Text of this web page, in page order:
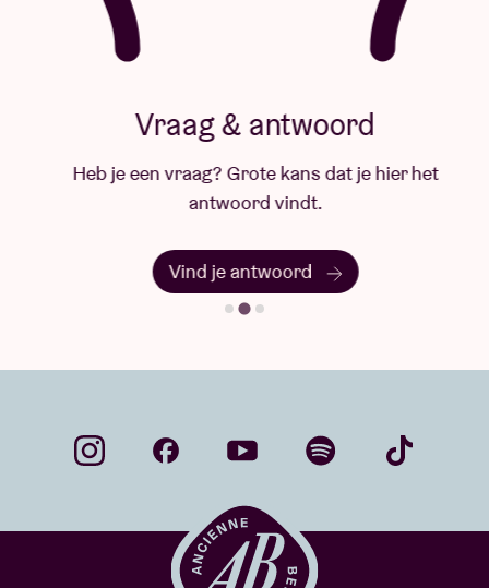
Vraag & antwoord
Heb je een vraag? Grote kans dat je hier het
antwoord vindt.
Vind je antwoord